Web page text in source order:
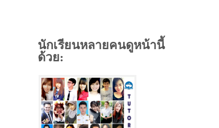
นักเรียนหลายคนดูหน้านี้
ด้วย: